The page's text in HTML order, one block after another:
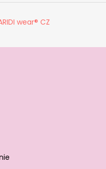
wear® CZ